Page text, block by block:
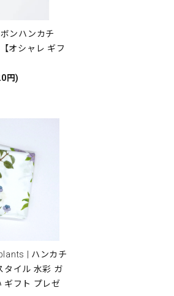
ンハンカチ
オシャレ ギフ
円)
| ハンカチ
タイル 水彩 ガ
ギフト プレゼ